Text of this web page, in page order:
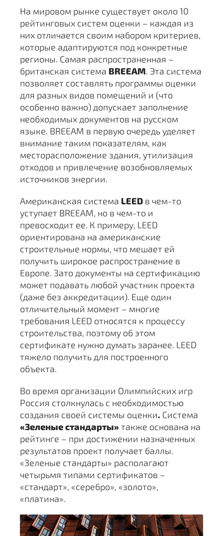
На мировом рынке существует около 10
рейтинговых систем оценки – каждая из
них отличается своим набором критериев,
которые адаптируются под конкретные
регионы. Самая распространенная –
британская система BREEAM. Эта система
позволяет составлять программы оценки
для разных видов помещений и (что
особенно важно) допускает заполнение
необходимых документов на русском
языке. BREEAM в первую очередь уделяет
внимание таким показателям, как
месторасположение здания, утилизация
отходов и привлечение возобновляемых
источников энергии.
Американская система LEED в чем-то
уступает BREEAM, но в чем-то и
превосходит ее. К примеру, LEED
ориентирована на американские
строительные нормы, что мешает ей
получить широкое распространение в
Европе. Зато документы на сертификацию
может подавать любой участник проекта
(даже без аккредитации). Еще один
отличительный момент – многие
требования LEED относятся к процессу
строительства, поэтому об этом
сертификате нужно думать заранее. LEED
тяжело получить для построенного
объекта.
Во время организации Олимпийских игр
Россия столкнулась с необходимостью
создания своей системы оценки. Система
«Зеленые стандарты»также основана на
рейтинге – при достижении назначенных
результатов проект получает баллы.
«Зеленые стандарты» располагают
четырьмя типами сертификатов –
«стандарт», «серебро», «золото»,
«платина».